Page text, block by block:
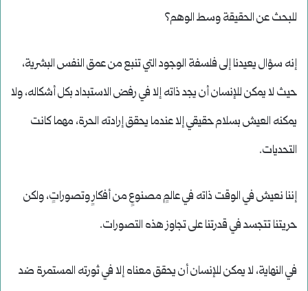
للبحث عن الحقيقة وسط الوهم؟
إنه سؤال يعيدنا إلى فلسفة الوجود التي تنبع من عمق النفس البشرية،
حيث لا يمكن للإنسان أن يجد ذاته إلا في رفض الاستبداد بكل أشكاله، ولا
يمكنه العيش بسلام حقيقي إلا عندما يحقق إرادته الحرة، مهما كانت
التحديات.
إننا نعيش في الوقت ذاته في عالمٍ مصنوعٍ من أفكارٍ وتصوراتٍ، ولكن
حريتنا تتجسد في قدرتنا على تجاوز هذه التصورات.
في النهاية، لا يمكن للإنسان أن يحقق معناه إلا في ثورته المستمرة ضد